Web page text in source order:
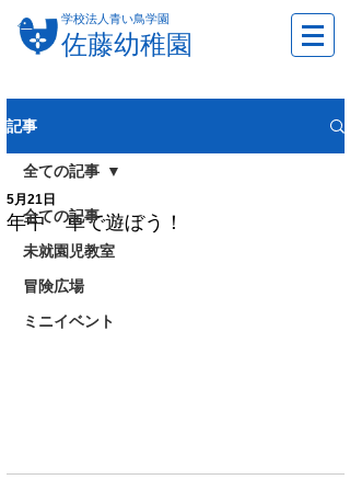
佐藤幼稚園
学校法人青い鳥学園
記事
全ての記事
未就園児教室
冒険広場
ミニイベント
全ての記事
年中 車で遊ぼう！
5月21日